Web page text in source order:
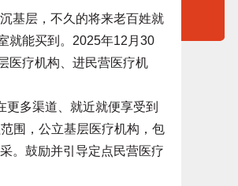
基层，不久的将来老百姓就
就能买到。2025年12月30
医疗机构、进民营医疗机
多渠道、就近就便享受到
围，公立基层医疗机构，包
。鼓励并引导定点民营医疗